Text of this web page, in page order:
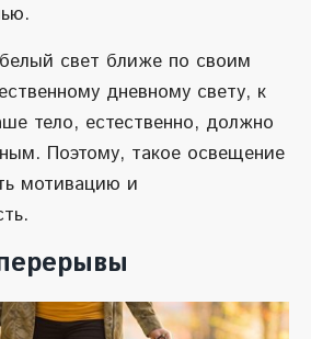
свет ближе по своим
дневному свету, к
тело, естественно, должно
Поэтому, такое освещение
мотивацию и